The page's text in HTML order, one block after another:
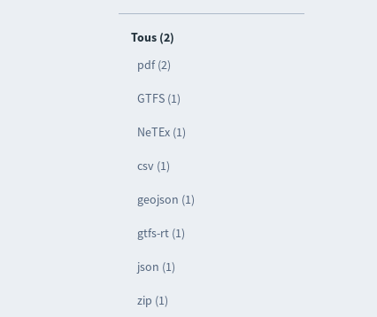
Tous (2)
pdf (2)
GTFS (1)
NeTEx (1)
csv (1)
geojson (1)
gtfs-rt (1)
json (1)
zip (1)